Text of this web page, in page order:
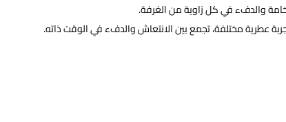
والدفء في كل زاوية من الغرفة.
عطرية مختلفة، تجمع بين الانتعاش والدفء في الوقت ذاته.